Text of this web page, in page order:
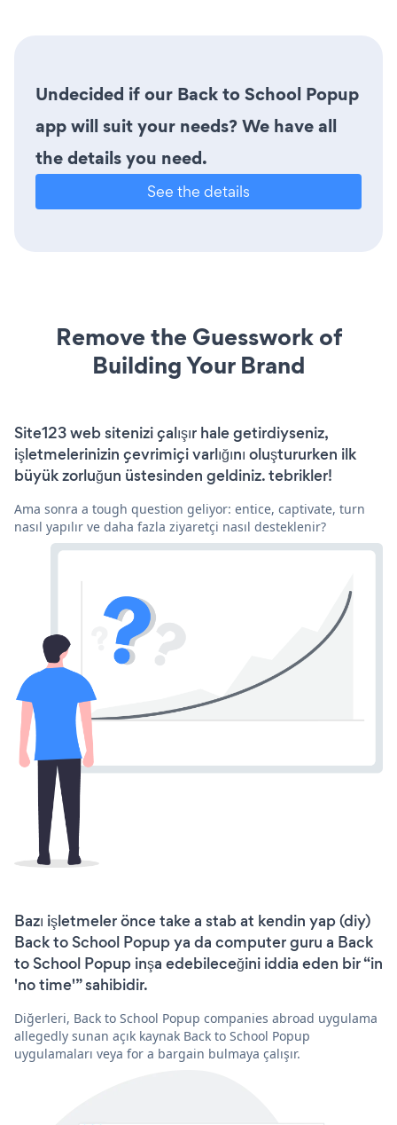
Undecided if our Back to School Popup
app will suit your needs? We have all
the details you need.
See the details
Remove the Guesswork of
Building Your Brand
Site123 web sitenizi çalışır hale getirdiyseniz,
işletmelerinizin çevrimiçi varlığını oluştururken ilk
büyük zorluğun üstesinden geldiniz. tebrikler!
Ama sonra a tough question geliyor: entice, captivate, turn
nasıl yapılır ve daha fazla ziyaretçi nasıl desteklenir?
Bazı işletmeler önce take a stab at kendin yap (diy)
Back to School Popup ya da computer guru a Back
to School Popup inşa edebileceğini iddia eden bir “in
'no time'” sahibidir.
Diğerleri, Back to School Popup companies abroad uygulama
allegedly sunan açık kaynak Back to School Popup
uygulamaları veya for a bargain bulmaya çalışır.